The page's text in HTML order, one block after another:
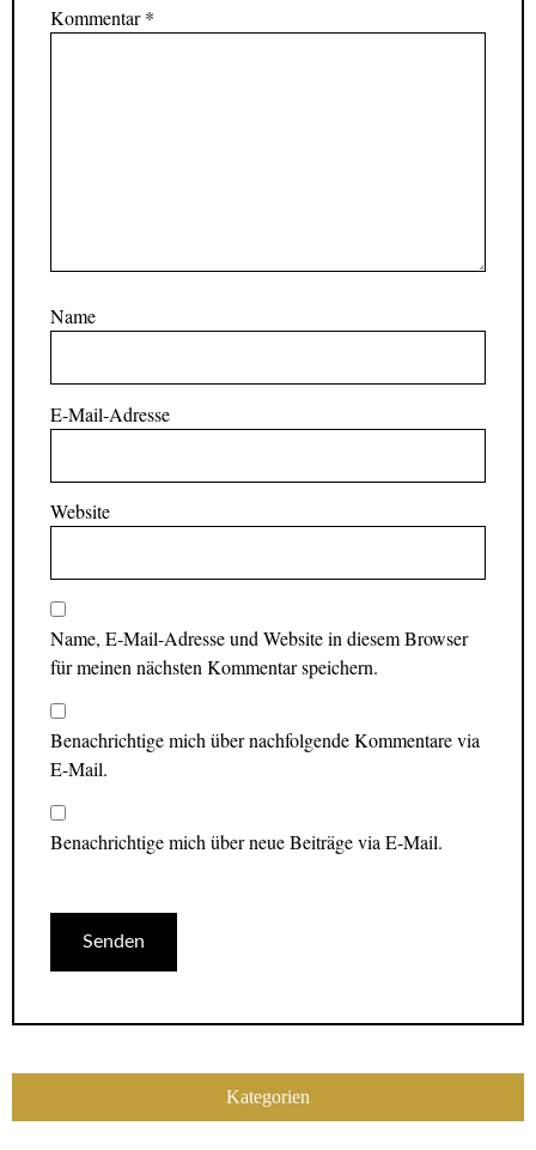
Kommentar*
Name
E-Mail-Adresse
Website
Name, E-Mail-Adresse und Website in diesem Browser
für meinen nächsten Kommentar speichern.
Benachrichtige mich über nachfolgende Kommentare via
E-Mail.
Benachrichtige mich über neue Beiträge via E-Mail.
Kategorien